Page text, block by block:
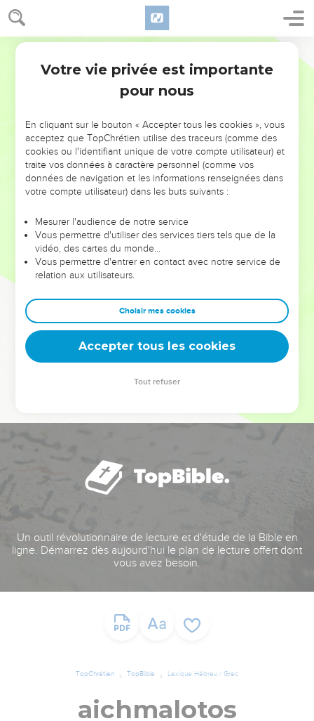
NE MANQUEZ PAS L’ÉVÉNEMENT
DE L’ANNÉE !
ET SI LEURS ERREURS POUVAIENT VOUS ÉVITER LES
VOTRES ?
leur foi ou leur vision. Mais on voit moins les doutes, les erreurs
et les saisons difficiles qu'ils ont traversés, alors même que ce
sont elles qui les ont façonnés.
Dans cette conférence, leaders, entrepreneurs, et responsables
clés pour avancer avec plus de sagesse afin que leurs erreurs
deviennent vos tremplins. Que vous guidiez un ministère, une
équipe, un groupe ou une famille, leur expérience est faite
Un outil révolutionnaire de lecture et d'étude de la Bible en
ligne. Démarrez dès aujourd'hui le plan de lecture offert dont
vous avez besoin.
TopChrétien TopBible Lexique Hébreu / Grec
aichmalotos
Votre vie privée est importante
pour nous
En cliquant sur le bouton « Accepter tous les cookies », vous
acceptez que TopChrétien utilise des traceurs (comme des
cookies ou l'identifiant unique de votre compte utilisateur) et
traite vos données à caractère personnel (comme vos
données de navigation et les informations renseignées dans
votre compte utilisateur) dans les buts suivants :
Mesurer l'audience de notre service
Vous permettre d'utiliser des services tiers tels que de la
vidéo, des cartes du monde…
Vous permettre d'entrer en contact avec notre service de
relation aux utilisateurs.
Choisir mes cookies
Accepter tous les cookies
Tout refuser